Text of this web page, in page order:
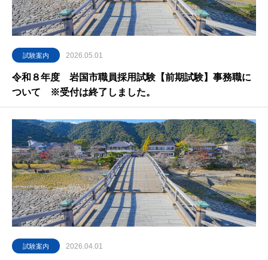
試験案内 2026.05.01
令和８年度 岩国市職員採用試験【前期試験】事務職に
ついて ※受付は終了しました。
試験案内 2026.04.01